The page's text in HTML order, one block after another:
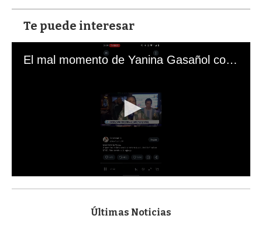
Te puede interesar
El mal momento de Yanina Gasañol con un hincha argentino en "Subrayado"
s
Últimas Noticias